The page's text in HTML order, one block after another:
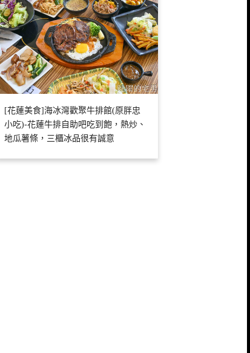
[花蓮美食]海冰灣歡聚牛排館(原胖忠
小吃)-花蓮牛排自助吧吃到飽，熱炒、
地瓜薯條，三櫃冰品很有誠意